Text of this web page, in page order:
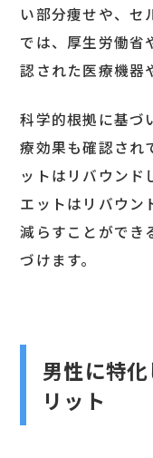
い部分痩せや、セ
では、厚生労働省
認された医療機器
科学的根拠に基づ
療効果も確認され
ットはリバウンド
エットはリバウン
減らすことができ
づけます。
男性に特
リット